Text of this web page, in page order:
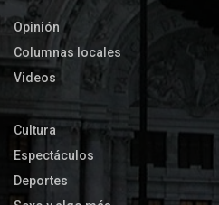
Opinión
Columnas locales
Videos
Cultura
Espectáculos
Deportes